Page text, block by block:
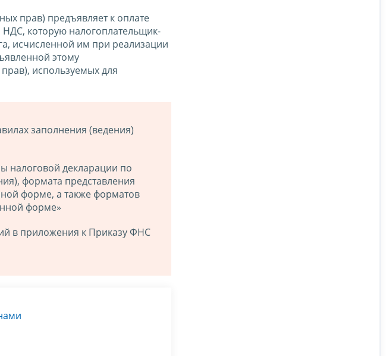
прав) предъявляет к оплате
которую налогоплательщик-
исчисленной им при реализации
этому
используемых для
заполнения (ведения)
налоговой декларации по
формата представления
форме, а также форматов
форме»
в приложения к Приказу ФНС